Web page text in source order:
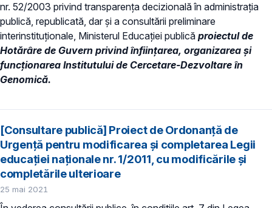
nr. 52/2003 privind transparenţa decizională în administraţia
publică, republicată, dar și a consultării preliminare
interinstituționale, Ministerul Educaţiei publică proiectul de
Hotărâre de Guvern privind înfiinţarea, organizarea şi
funcţionarea Institutului de Cercetare-Dezvoltare în
Genomică.
[Consultare publică] Proiect de Ordonanță de
Urgență pentru modificarea și completarea Legii
educației naționale nr. 1/2011, cu modificările și
completările ulterioare
25 mai 2021